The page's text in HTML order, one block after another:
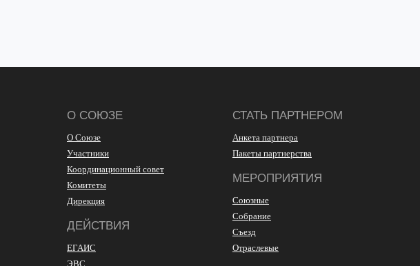
О СОЮЗЕ
О Союзе
Участники
Координационный совет
Комитеты
Дирекция
ДЕЙСТВИЯ
ЕГАИС
ЭВС
СТАТЬ ПАРТНЕРОМ
Анкета партнера
Пакеты партнерства
МЕРОПРИЯТИЯ
Союзные
Собрание
Съезд
Отраслевые